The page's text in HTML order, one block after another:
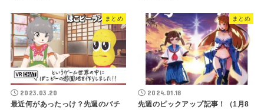
まとめ
2023.03.20
最近何があったっけ？先週のバチ
まとめ
2024.01.18
先週のピックアップ記事！（1月8